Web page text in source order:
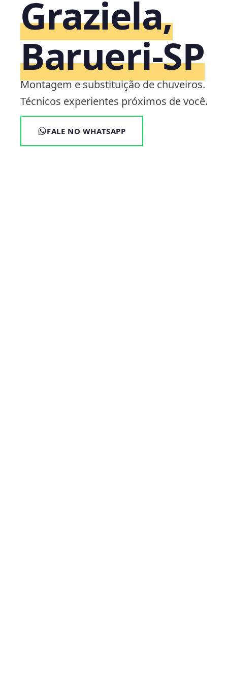
Graziela,
Barueri‑SP
Montagem e substituição de chuveiros.
Técnicos experientes próximos de você.
FALE NO WHATSAPP